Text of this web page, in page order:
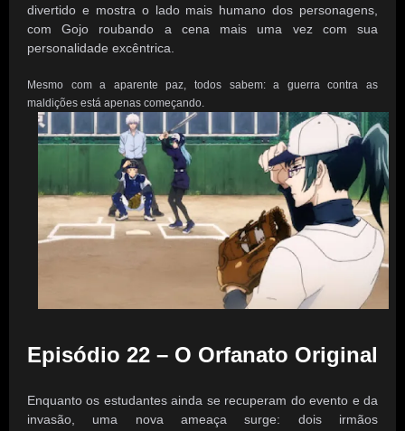
divertido e mostra o lado mais humano dos personagens,
com Gojo roubando a cena mais uma vez com sua
personalidade excêntrica.
Mesmo com a aparente paz, todos sabem: a guerra contra as
maldições está apenas começando.
Episódio 22 – O Orfanato Original
Enquanto os estudantes ainda se recuperam do evento e da
invasão, uma nova ameaça surge: dois irmãos